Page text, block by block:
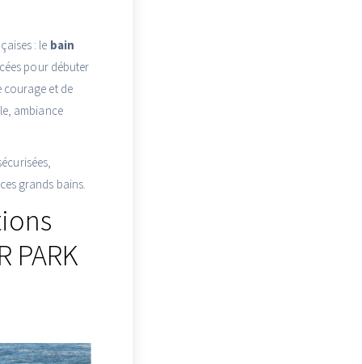
: le bain
pour débuter
courage et de
ambiance
grands bains.
PARK